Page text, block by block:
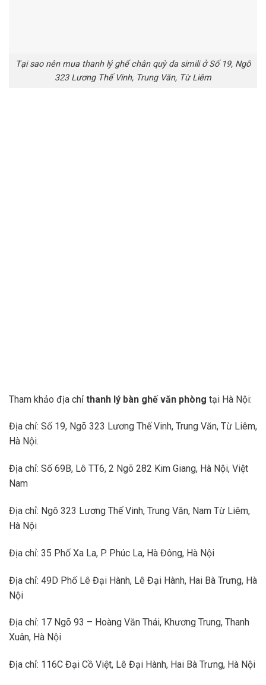
Tại sao nên mua thanh lý ghế chân quỳ da simili ở Số 19, Ngõ
323 Lương Thế Vinh, Trung Văn, Từ Liêm
Tham khảo địa chỉ thanh lý bàn ghế văn phòng tại Hà Nội:
Địa chỉ: Số 19, Ngõ 323 Lương Thế Vinh, Trung Văn, Từ Liêm,
Hà Nội.
Địa chỉ: Số 69B, Lô TT6, 2 Ngõ 282 Kim Giang, Hà Nội, Việt
Nam
Địa chỉ: Ngõ 323 Lương Thế Vinh, Trung Văn, Nam Từ Liêm,
Hà Nội
Địa chỉ: 35 Phố Xa La, P. Phúc La, Hà Đông, Hà Nội
Địa chỉ: 49D Phố Lê Đại Hành, Lê Đại Hành, Hai Bà Trưng, Hà
Nội
Địa chỉ: 17 Ngõ 93 – Hoàng Văn Thái, Khương Trung, Thanh
Xuân, Hà Nội
Địa chỉ: 116C Đại Cồ Việt, Lê Đại Hành, Hai Bà Trưng, Hà Nội